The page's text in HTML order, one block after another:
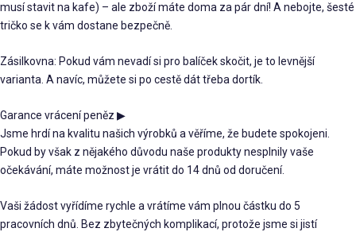
musí stavit na kafe) – ale zboží máte doma za pár dní! A nebojte, šesté
tričko se k vám dostane bezpečně.
Zásilkovna: Pokud vám nevadí si pro balíček skočit, je to levnější
varianta. A navíc, můžete si po cestě dát třeba dortík.
Garance vrácení peněz ▶
Jsme hrdí na kvalitu našich výrobků a věříme, že budete spokojeni.
Pokud by však z nějakého důvodu naše produkty nesplnily vaše
očekávání, máte možnost je vrátit do 14 dnů od doručení.
Vaši žádost vyřídíme rychle a vrátíme vám plnou částku do 5
pracovních dnů. Bez zbytečných komplikací, protože jsme si jistí